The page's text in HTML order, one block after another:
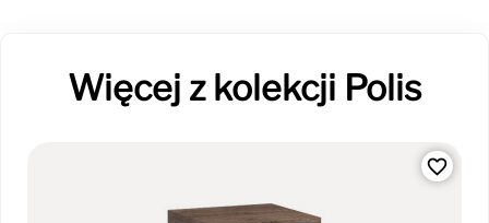
Więcej z kolekcji Polis
favorite_border